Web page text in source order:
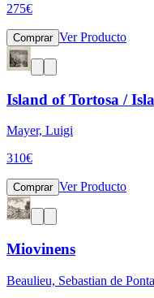
275€
Comprar Ver Producto
Island of Tortosa /
Mayer, Luigi
310€
Comprar Ver Producto
Miovinens
Beaulieu, Sebastian de